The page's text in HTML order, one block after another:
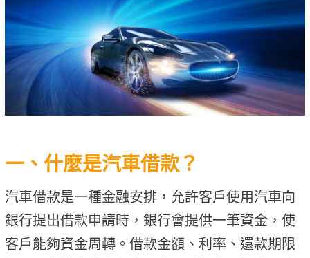
一、什麼是汽車借款？
汽車借款是一種金融安排，允許客戶使用汽車向
銀行提出借款申請時，銀行會提供一筆資金，使
客戶能夠資金周轉。借款金額、利率、還款期限